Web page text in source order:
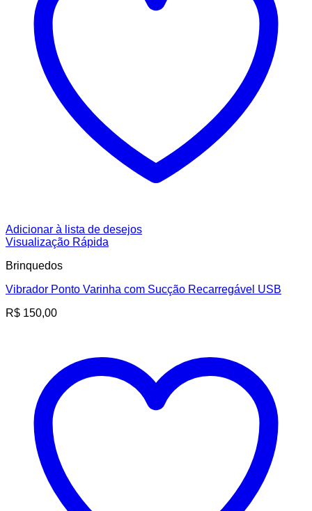
Adicionar à lista de desejos
Visualização Rápida
Brinquedos
Vibrador Ponto Varinha com Sucção Recarregável USB
R$ 150,00